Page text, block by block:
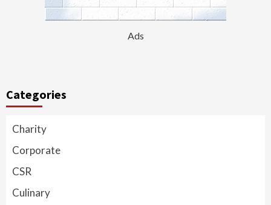
Ads
Categories
Charity
Corporate
CSR
Culinary